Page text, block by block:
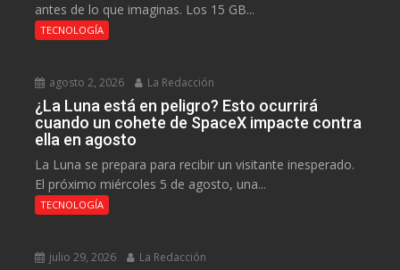
antes de lo que imaginas. Los 15 GB...
TECNOLOGÍA
agosto 2, 2026 La Redacción
¿La Luna está en peligro? Esto ocurrirá
cuando un cohete de SpaceX impacte contra
ella en agosto
La Luna se prepara para recibir un visitante inesperado.
El próximo miércoles 5 de agosto, una...
TECNOLOGÍA
julio 29, 2026 La Redacción